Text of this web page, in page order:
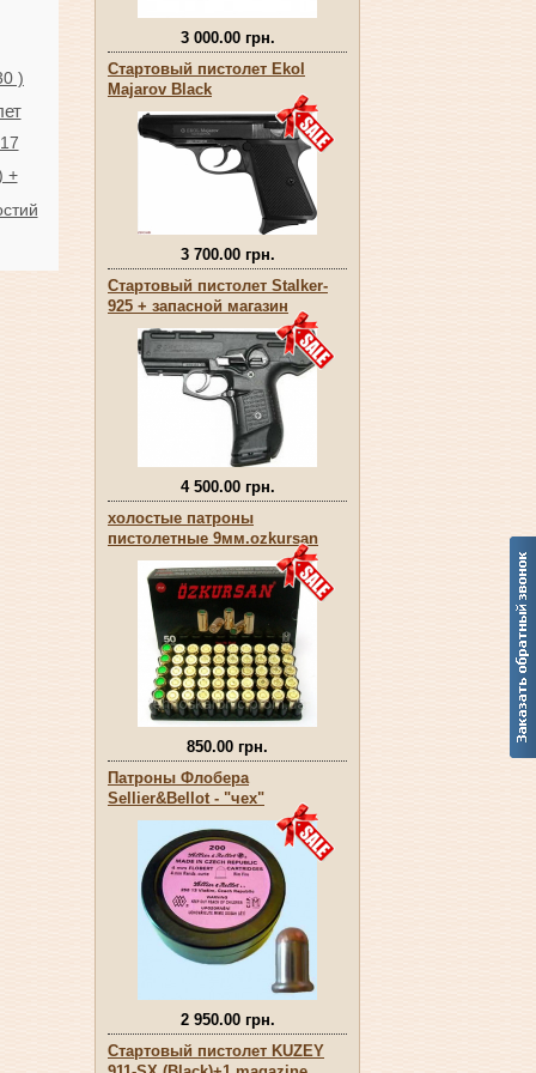
)
+
3 000.00 грн.
Стартовый пистолет Ekol
Majarov Black
3 700.00 грн.
Стартовый пистолет Stalker-
925 + запасной магазин
4 500.00 грн.
холостые патроны
пистолетные 9мм.оzkursan
850.00 грн.
Патроны Флобера
Sellier&Bellot - "чех"
2 950.00 грн.
Стартовый пистолет KUZEY